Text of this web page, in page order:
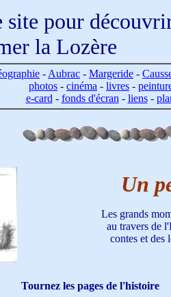
site pour
la Lozère
- Aubrac - Margeride -
photos - cinéma - livres -
e-card - fonds d'écran - liens-
Un
Les grands
au travers de
contes et des
Tournez les pages de l'histoire